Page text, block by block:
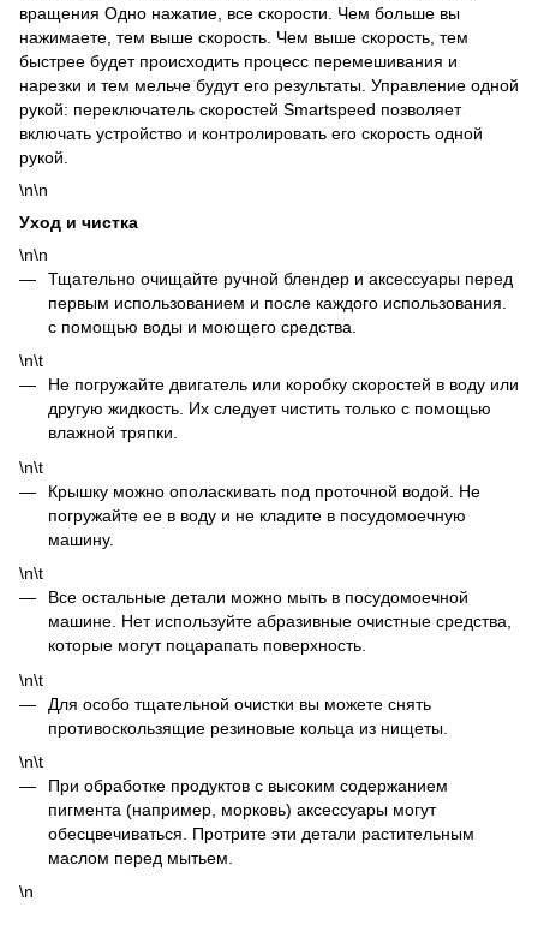
вращения Одно нажатие, все скорости. Чем больше вы
нажимаете, тем выше скорость. Чем выше скорость, тем
быстрее будет происходить процесс перемешивания и
нарезки и тем мельче будут его результаты. Управление одной
рукой: переключатель скоростей Smartspeed позволяет
включать устройство и контролировать его скорость одной
рукой.
\n\n
Уход и чистка
\n\n
Тщательно очищайте ручной блендер и аксессуары перед
первым использованием и после каждого использования.
с помощью воды и моющего средства.
\n\t
Не погружайте двигатель или коробку скоростей в воду или
другую жидкость. Их следует чистить только с помощью
влажной тряпки.
\n\t
Крышку можно ополаскивать под проточной водой. Не
погружайте ее в воду и не кладите в посудомоечную
машину.
\n\t
Все остальные детали можно мыть в посудомоечной
машине. Нет используйте абразивные очистные средства,
которые могут поцарапать поверхность.
\n\t
Для особо тщательной очистки вы можете снять
противоскользящие резиновые кольца из нищеты.
\n\t
При обработке продуктов с высоким содержанием
пигмента (например, морковь) аксессуары могут
обесцвечиваться. Протрите эти детали растительным
маслом перед мытьем.
\n